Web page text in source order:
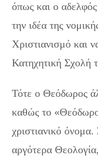
όπως και ο
την ιδέα της
Χριστιανισμό και
Κατηχητική Σχολή
Τότε ο Θεόδωρος
καθώς το
χριστιανικό
αργότερα